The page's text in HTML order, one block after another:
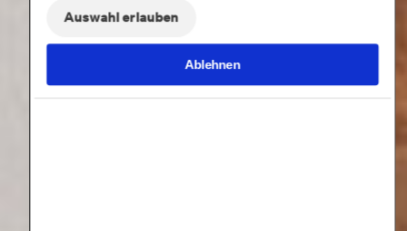
Auswahl erlauben
Ablehnen